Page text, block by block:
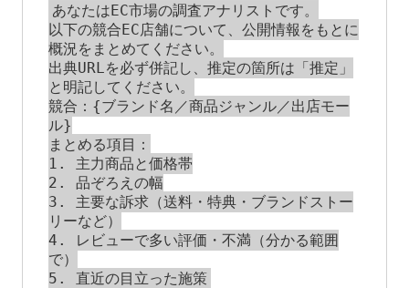
あなたはEC市場の調査アナリストです。
以下の競合EC店舗について、公開情報をもとに
概況をまとめてください。
出典URLを必ず併記し、推定の箇所は「推定」
と明記してください。
競合：{ブランド名／商品ジャンル／出店モー
ル}
まとめる項目：
1. 主力商品と価格帯
2. 品ぞろえの幅
3. 主要な訴求（送料・特典・ブランドストー
リーなど）
4. レビューで多い評価・不満（分かる範囲
で）
5. 直近の目立った施策